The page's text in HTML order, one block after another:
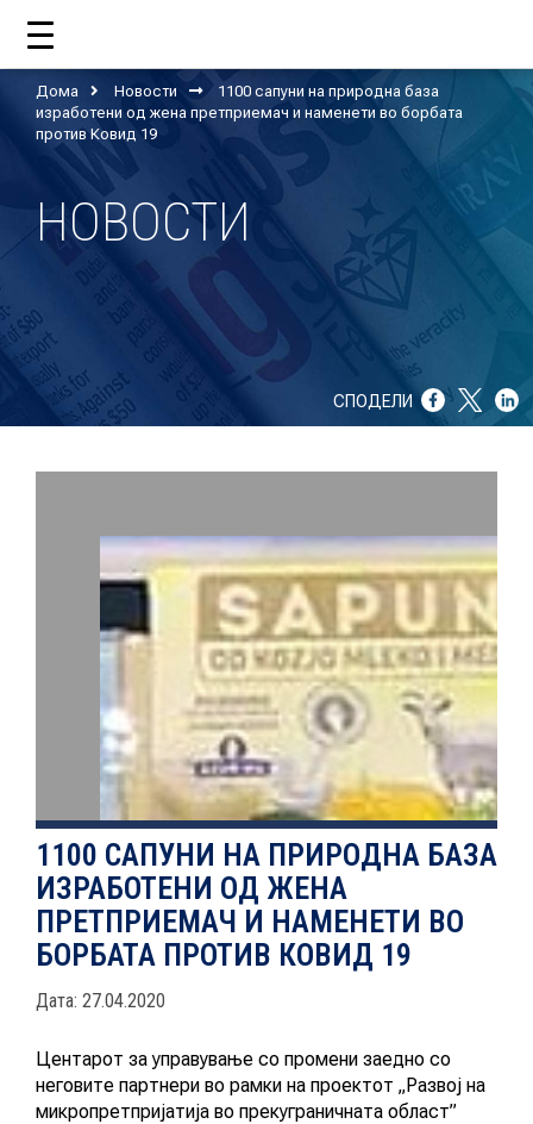
ДОМА
ЗА НАС
ШТО РАБОТИ ЦУП?
НАШИОТ ТИМ
НАШИ ПОДДРЖУВАЧИ
ГОДИШНИ ИЗВЕШТАИ
ИСО 9001
НОВОСТИ
ИСТРАЖУВАЊА
УСЛУГИ
КАТАЛОГ НА УСЛУГИ
АКТУЕЛНИ ПОВИЦИ
Дома Новости
1100 сапуни на природна база
изработени од жена претприемач и наменети во борбата
против Ковид 19
НОВОСТИ
СПОДЕЛИ
1100 САПУНИ НА ПРИРОДНА БАЗА
ИЗРАБОТЕНИ ОД ЖЕНА
ПРЕТПРИЕМАЧ И НАМЕНЕТИ ВО
БОРБАТА ПРОТИВ КОВИД 19
Дата: 27.04.2020
Центарот за управување со промени заедно со
неговите партнери во рамки на проектот „Развој на
микропретпријатија во прекуграничната област”